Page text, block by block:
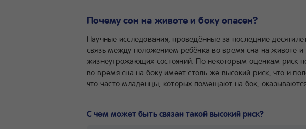
Почему сон на животе и боку опасен?
Научные исследования, проведённые за последние
связь между положением ребёнка во время сна на животе и
жизнеугрожающих состояний. По некоторым оценкам риск
во время сна на боку имеет столь же высокий риск, что и
что часто младенцы, которых помещают на бок,
С чем может быть связан такой высокий риск?